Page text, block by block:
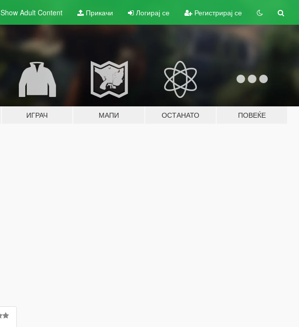
Show Adult Content Прикачи Логирај се Регистрирај се
ИГРАЧ МАПИ ОСТАНАТО ПОВЕЌЕ